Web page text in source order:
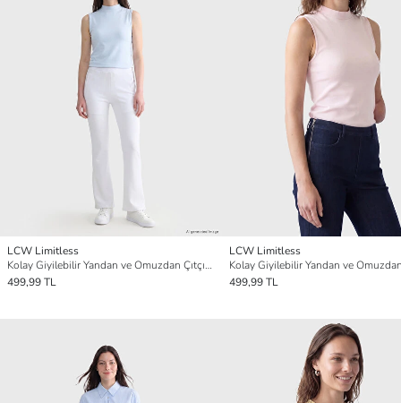
LCW Limitless
Kolay Giyilebilir Yandan ve Omuzdan Çıtçıtlı Bluz
499,99 TL
LCW Limitless
499,99 TL